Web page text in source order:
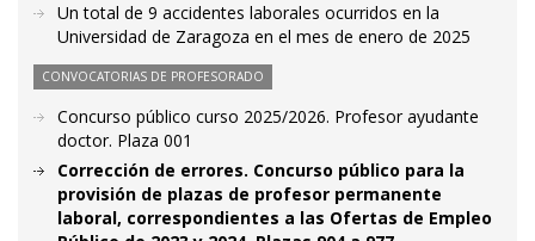
Un total de 9 accidentes laborales ocurridos en la
Universidad de Zaragoza en el mes de enero de 2025
CONVOCATORIAS DE PROFESORADO
Concurso público curso 2025/2026. Profesor ayudante
doctor. Plaza 001
Corrección de errores. Concurso público para la
provisión de plazas de profesor permanente
laboral, correspondientes a las Ofertas de Empleo